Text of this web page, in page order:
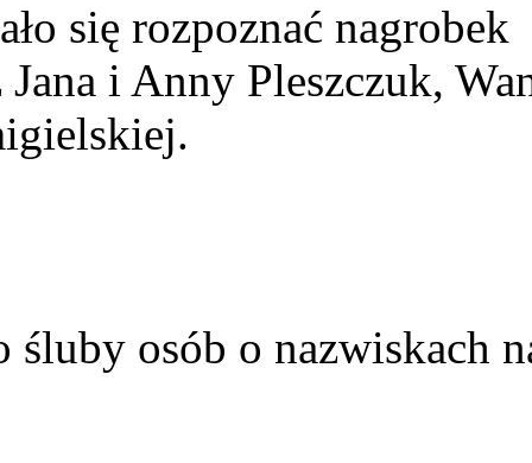
się rozpoznać nagrobek
i Anny Pleszczuk,
śluby osób o nazwiskach